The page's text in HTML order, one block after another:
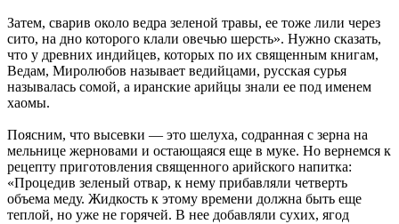
Затем, сварив около ведра зеленой травы, ее тоже лили через
сито, на дно которого клали овечью шерсть». Нужно сказать,
что у древних индийцев, которых по их священным книгам,
Ведам, Миролюбов называет ведийцами, русская сурья
называлась сомой, а иранские арийцы знали ее под именем
хаомы.
Поясним, что высевки — это шелуха, содранная с зерна на
мельнице жерновами и остающаяся еще в муке. Но вернемся к
рецепту приготовления священного арийского напитка:
«Процедив зеленый отвар, к нему прибавляли четверть
объема меду. Жидкость к этому времени должна быть еще
теплой, но уже не горячей. В нее добавляли сухих, ягод